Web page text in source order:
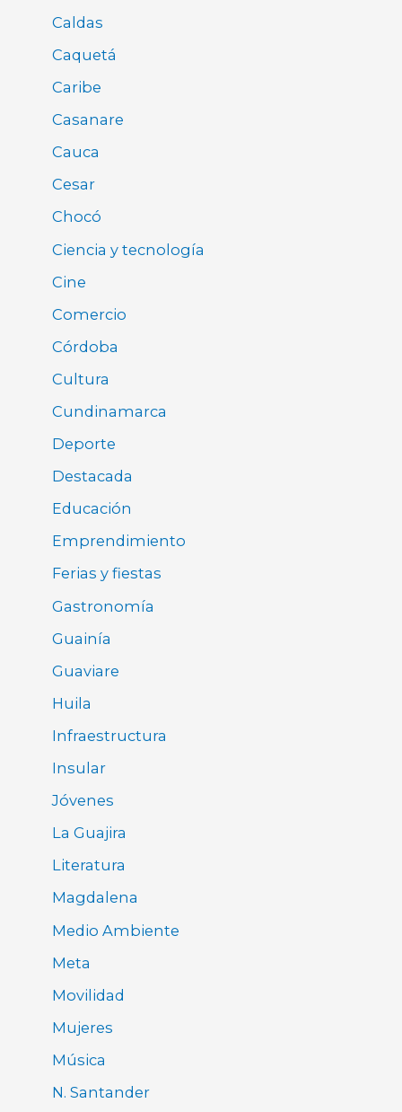
Caldas
Caquetá
Caribe
Casanare
Cauca
Cesar
Chocó
Ciencia y tecnología
Cine
Comercio
Córdoba
Cultura
Cundinamarca
Deporte
Destacada
Educación
Emprendimiento
Ferias y fiestas
Gastronomía
Guainía
Guaviare
Huila
Infraestructura
Insular
Jóvenes
La Guajira
Literatura
Magdalena
Medio Ambiente
Meta
Movilidad
Mujeres
Música
N. Santander